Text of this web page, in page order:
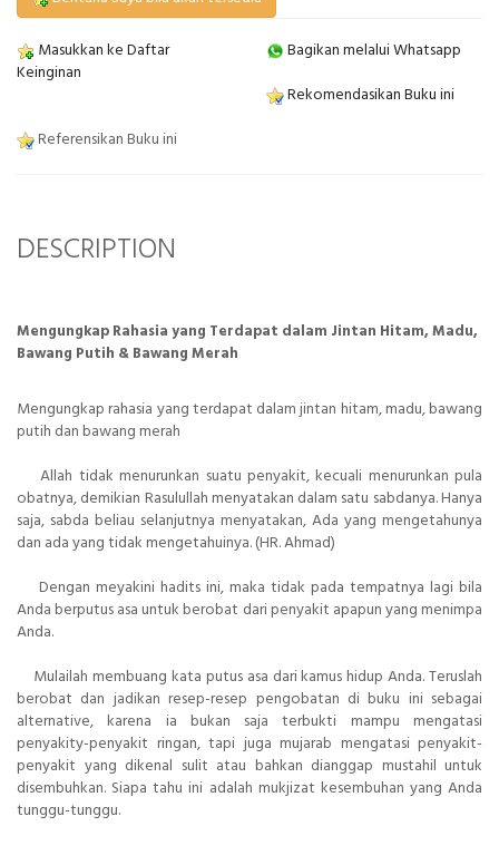
Masukkan ke Daftar
Keinginan
Bagikan melalui Whatsapp
Rekomendasikan Buku ini
Referensikan Buku ini
DESCRIPTION
Mengungkap Rahasia yang Terdapat dalam Jintan Hitam, Madu,
Bawang Putih & Bawang Merah
Mengungkap rahasia yang terdapat dalam jintan hitam, madu, bawang
putih dan bawang merah
Allah tidak menurunkan suatu penyakit, kecuali menurunkan pula
obatnya, demikian Rasulullah menyatakan dalam satu sabdanya. Hanya
saja, sabda beliau selanjutnya menyatakan, Ada yang mengetahunya
dan ada yang tidak mengetahuinya. (HR. Ahmad)
Dengan meyakini hadits ini, maka tidak pada tempatnya lagi bila
Anda berputus asa untuk berobat dari penyakit apapun yang menimpa
Anda.
Mulailah membuang kata putus asa dari kamus hidup Anda. Teruslah
berobat dan jadikan resep-resep pengobatan di buku ini sebagai
alternative, karena ia bukan saja terbukti mampu mengatasi
penyakity-penyakit ringan, tapi juga mujarab mengatasi penyakit-
penyakit yang dikenal sulit atau bahkan dianggap mustahil untuk
disembuhkan. Siapa tahu ini adalah mukjizat kesembuhan yang Anda
tunggu-tunggu.